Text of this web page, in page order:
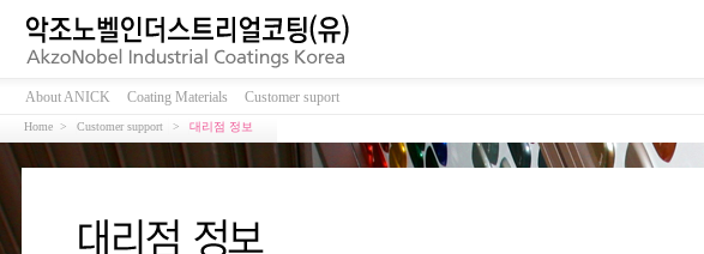
About ANICK Coating Materials Customer suport
Home > Customer support > 대리점 정보